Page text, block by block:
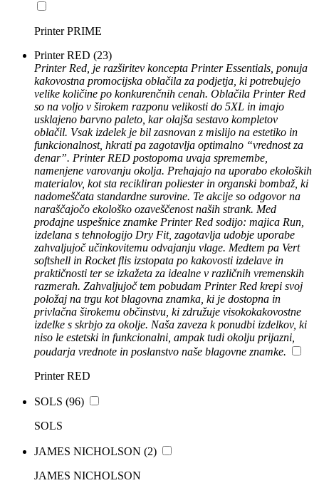
Printer PRIME
Printer RED (23)
Printer Red, je razširitev koncepta Printer Essentials, ponuja
kakovostna promocijska oblačila za podjetja, ki potrebujejo
velike količine po konkurenčnih cenah. Oblačila Printer Red
so na voljo v širokem razponu velikosti do 5XL in imajo
usklajeno barvno paleto, kar olajša sestavo kompletov
oblačil. Vsak izdelek je bil zasnovan z mislijo na estetiko in
funkcionalnost, hkrati pa zagotavlja optimalno “vrednost za
denar”. Printer RED postopoma uvaja spremembe,
namenjene varovanju okolja. Prehajajo na uporabo ekoloških
materialov, kot sta recikliran poliester in organski bombaž, ki
nadomeščata standardne surovine. Te akcije so odgovor na
naraščajočo ekološko ozaveščenost naših strank. Med
prodajne uspešnice znamke Printer Red sodijo: majica Run,
izdelana s tehnologijo Dry Fit, zagotavlja udobje uporabe
zahvaljujoč učinkovitemu odvajanju vlage. Medtem pa Vert
softshell in Rocket flis izstopata po kakovosti izdelave in
praktičnosti ter se izkažeta za idealne v različnih vremenskih
razmerah. Zahvaljujoč tem pobudam Printer Red krepi svoj
položaj na trgu kot blagovna znamka, ki je dostopna in
privlačna širokemu občinstvu, ki združuje visokokakovostne
izdelke s skrbjo za okolje. Naša zaveza k ponudbi izdelkov, ki
niso le estetski in funkcionalni, ampak tudi okolju prijazni,
poudarja vrednote in poslanstvo naše blagovne znamke.
Printer RED
SOLS (96)
SOLS
JAMES NICHOLSON (2)
JAMES NICHOLSON